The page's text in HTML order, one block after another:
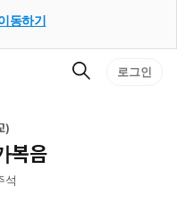
동하기
검
로그인
)
복음
석